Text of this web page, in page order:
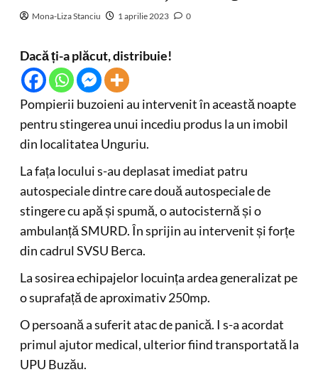
Mona-Liza Stanciu 1 aprilie 2023 0
Dacă ți-a plăcut, distribuie!
Pompierii buzoieni au intervenit în această noapte
pentru stingerea unui incediu produs la un imobil
din localitatea Unguriu.
La fața locului s-au deplasat imediat patru
autospeciale dintre care două autospeciale de
stingere cu apă și spumă, o autocisternă și o
ambulanță SMURD. În sprijin au intervenit și forțe
din cadrul SVSU Berca.
La sosirea echipajelor locuința ardea generalizat pe
o suprafață de aproximativ 250mp.
O persoană a suferit atac de panică. I s-a acordat
primul ajutor medical, ulterior fiind transportată la
UPU Buzău.